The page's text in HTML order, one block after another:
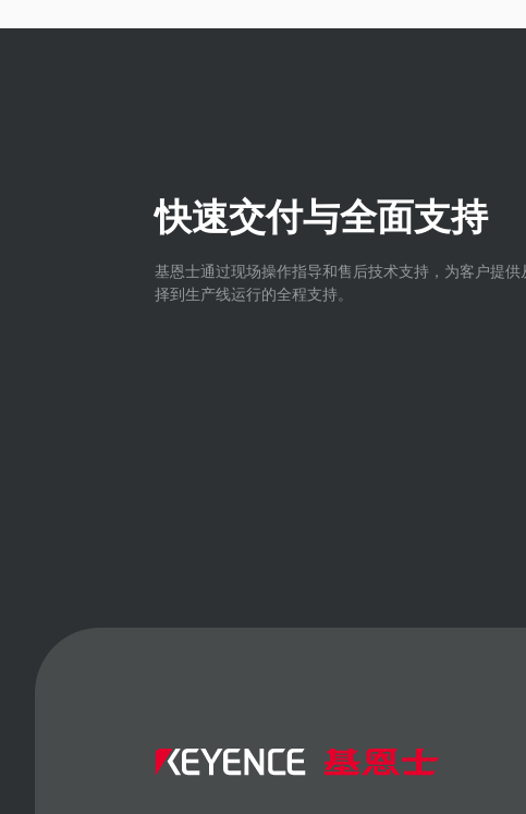
快速交付与全面支持
基恩士通过现场操作指导和售后技术支持，为客户提供
择到生产线运行的全程支持。